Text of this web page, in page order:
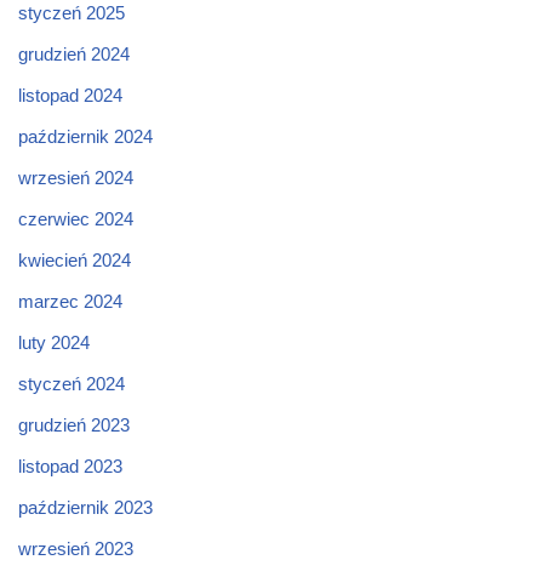
styczeń 2025
grudzień 2024
listopad 2024
październik 2024
wrzesień 2024
czerwiec 2024
kwiecień 2024
marzec 2024
luty 2024
styczeń 2024
grudzień 2023
listopad 2023
październik 2023
wrzesień 2023